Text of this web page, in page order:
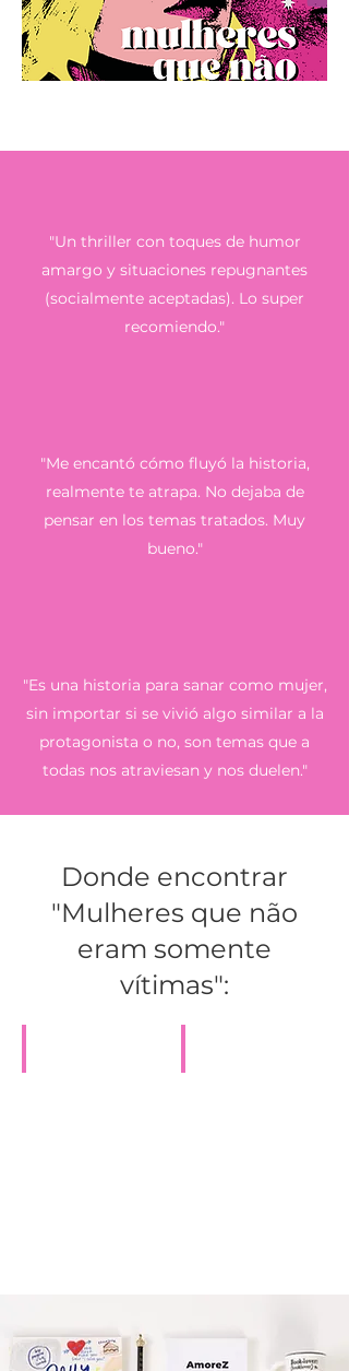
"Un thriller con toques de humor
amargo y situaciones repugnantes
(socialmente aceptadas). Lo super
recomiendo."
"Me encantó cómo fluyó la historia,
realmente te atrapa. No dejaba de
pensar en los temas tratados. Muy
bueno."
"Es una historia para sanar como mujer,
sin importar si se vivió algo similar a la
protagonista o no, son temas que a
todas nos atraviesan y nos duelen."
Donde encontrar
"Mulheres que não
eram somente
vítimas":